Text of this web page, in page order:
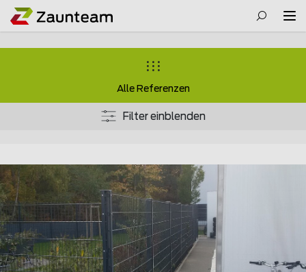
Alle Referenzen
Filter einblenden